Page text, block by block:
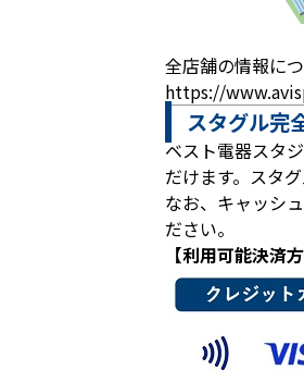
全店舗の情報に
https://
スタグル完
ベスト電器スタ
だけます。スタ
なお、キャッシ
ださい。
【利用可能決済方